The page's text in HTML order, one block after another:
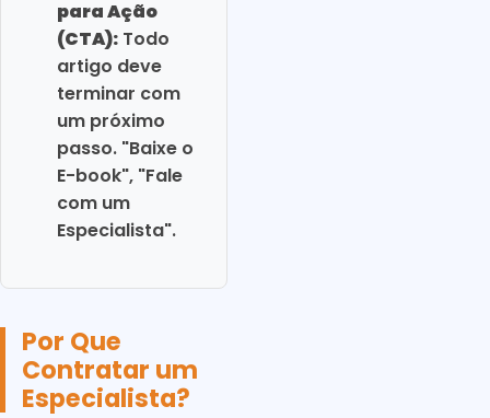
para Ação
(CTA): Todo
artigo deve
terminar com
um próximo
passo. "Baixe o
E-book", "Fale
com um
Especialista".
Por Que
Contratar um
Especialista?